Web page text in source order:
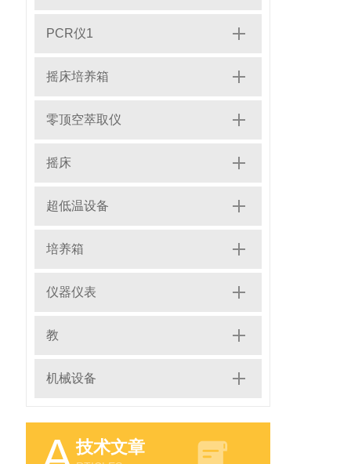
PCR仪1
摇床培养箱
零顶空萃取仪
摇床
超低温设备
培养箱
仪器仪表
教
机械设备
技术文章